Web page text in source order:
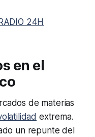
24H
en el
de materias
extrema.
un repunte del